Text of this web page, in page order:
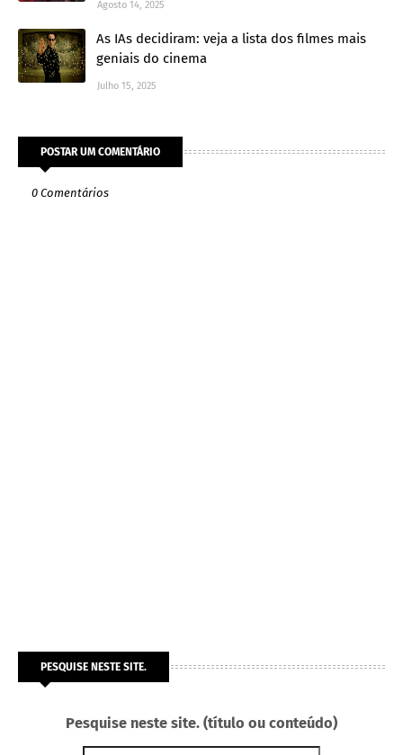
Agosto 14, 2025
As IAs decidiram: veja a lista dos filmes mais
geniais do cinema
Julho 15, 2025
POSTAR UM COMENTÁRIO
0 Comentários
PESQUISE NESTE SITE.
Pesquise neste site. (título ou conteúdo)